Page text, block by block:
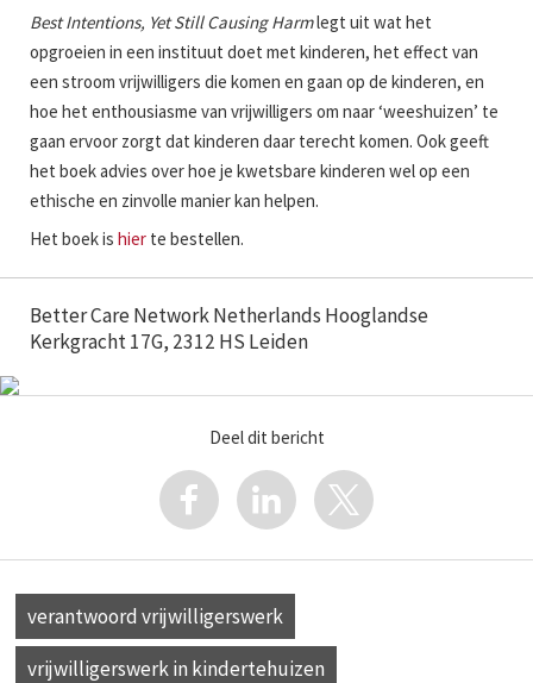
Best Intentions, Yet Still Causing Harmlegt uit wat het
opgroeien in een instituut doet met kinderen, het effect van
een stroom vrijwilligers die komen en gaan op de kinderen, en
hoe het enthousiasme van vrijwilligers om naar ‘weeshuizen’ te
gaan ervoor zorgt dat kinderen daar terecht komen. Ook geeft
het boek advies over hoe je kwetsbare kinderen wel op een
ethische en zinvolle manier kan helpen.
Het boek is hier te bestellen.
Better Care Network Netherlands Hooglandse
Kerkgracht 17G, 2312 HS Leiden
Deel dit bericht
verantwoord vrijwilligerswerk
vrijwilligerswerk in kindertehuizen